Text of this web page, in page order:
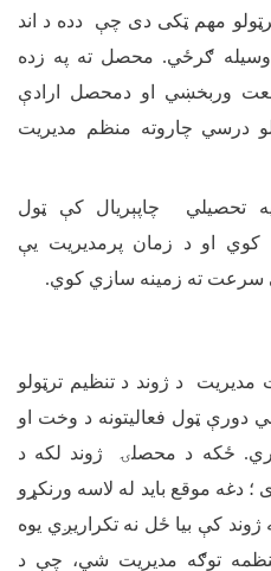
مهم ټکی دی چې دده د اند
وسیله ګرځي. محصل ته په زده
وربخښي او دمحصل ارادې
درسي چاروته منظم مدیریت
تحصیلي چاپېریال کې ټول
کوي او د زمان پرمدیریت یې
سرعت ته زمینه سازي کوي.
د ژوند د تنظیم ترټولو
دورې ټول فعالیتونه د وخت او
ځکه د محصلۍ ژوند لکه د
دغه موقع باید له لاسه ورنکړو
کې بیا ځل نه تکراریږي یوه
توګه مدیریت شي، چې د